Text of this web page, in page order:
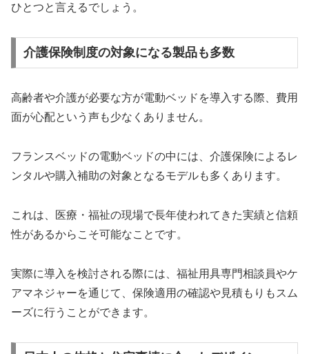
ひとつと言えるでしょう。
介護保険制度の対象になる製品も多数
高齢者や介護が必要な方が電動ベッドを導入する際、費用
面が心配という声も少なくありません。
フランスベッドの電動ベッドの中には、介護保険によるレ
ンタルや購入補助の対象となるモデルも多くあります。
これは、医療・福祉の現場で長年使われてきた実績と信頼
性があるからこそ可能なことです。
実際に導入を検討される際には、福祉用具専門相談員やケ
アマネジャーを通じて、保険適用の確認や見積もりもスム
ーズに行うことができます。